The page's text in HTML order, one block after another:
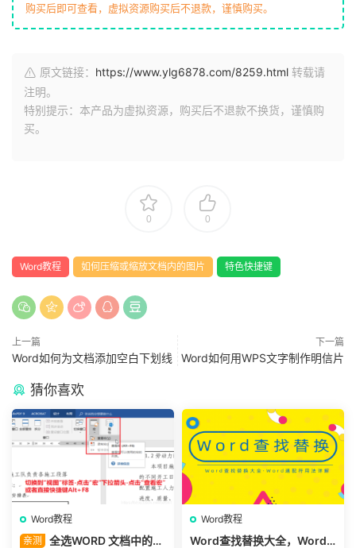
购买后即可查看，虚拟资源购买后不退款，谨慎购买。
原文链接： https://www.ylg6878.com/8259.html 转载请
注明。
特别提示：本产品为虚拟资源，购买后不退款不换货，谨慎购
买。
0 0
Word教程 如何压缩或缩放文档内的图片 特色快捷键
上一篇
Word如何为文档添加空白下划线
下一篇
Word如何用WPS文字制作明信片
猜你喜欢
Word教程
亲测
全选WORD 文档中的所
Word教程
Word查找替换大全，Word